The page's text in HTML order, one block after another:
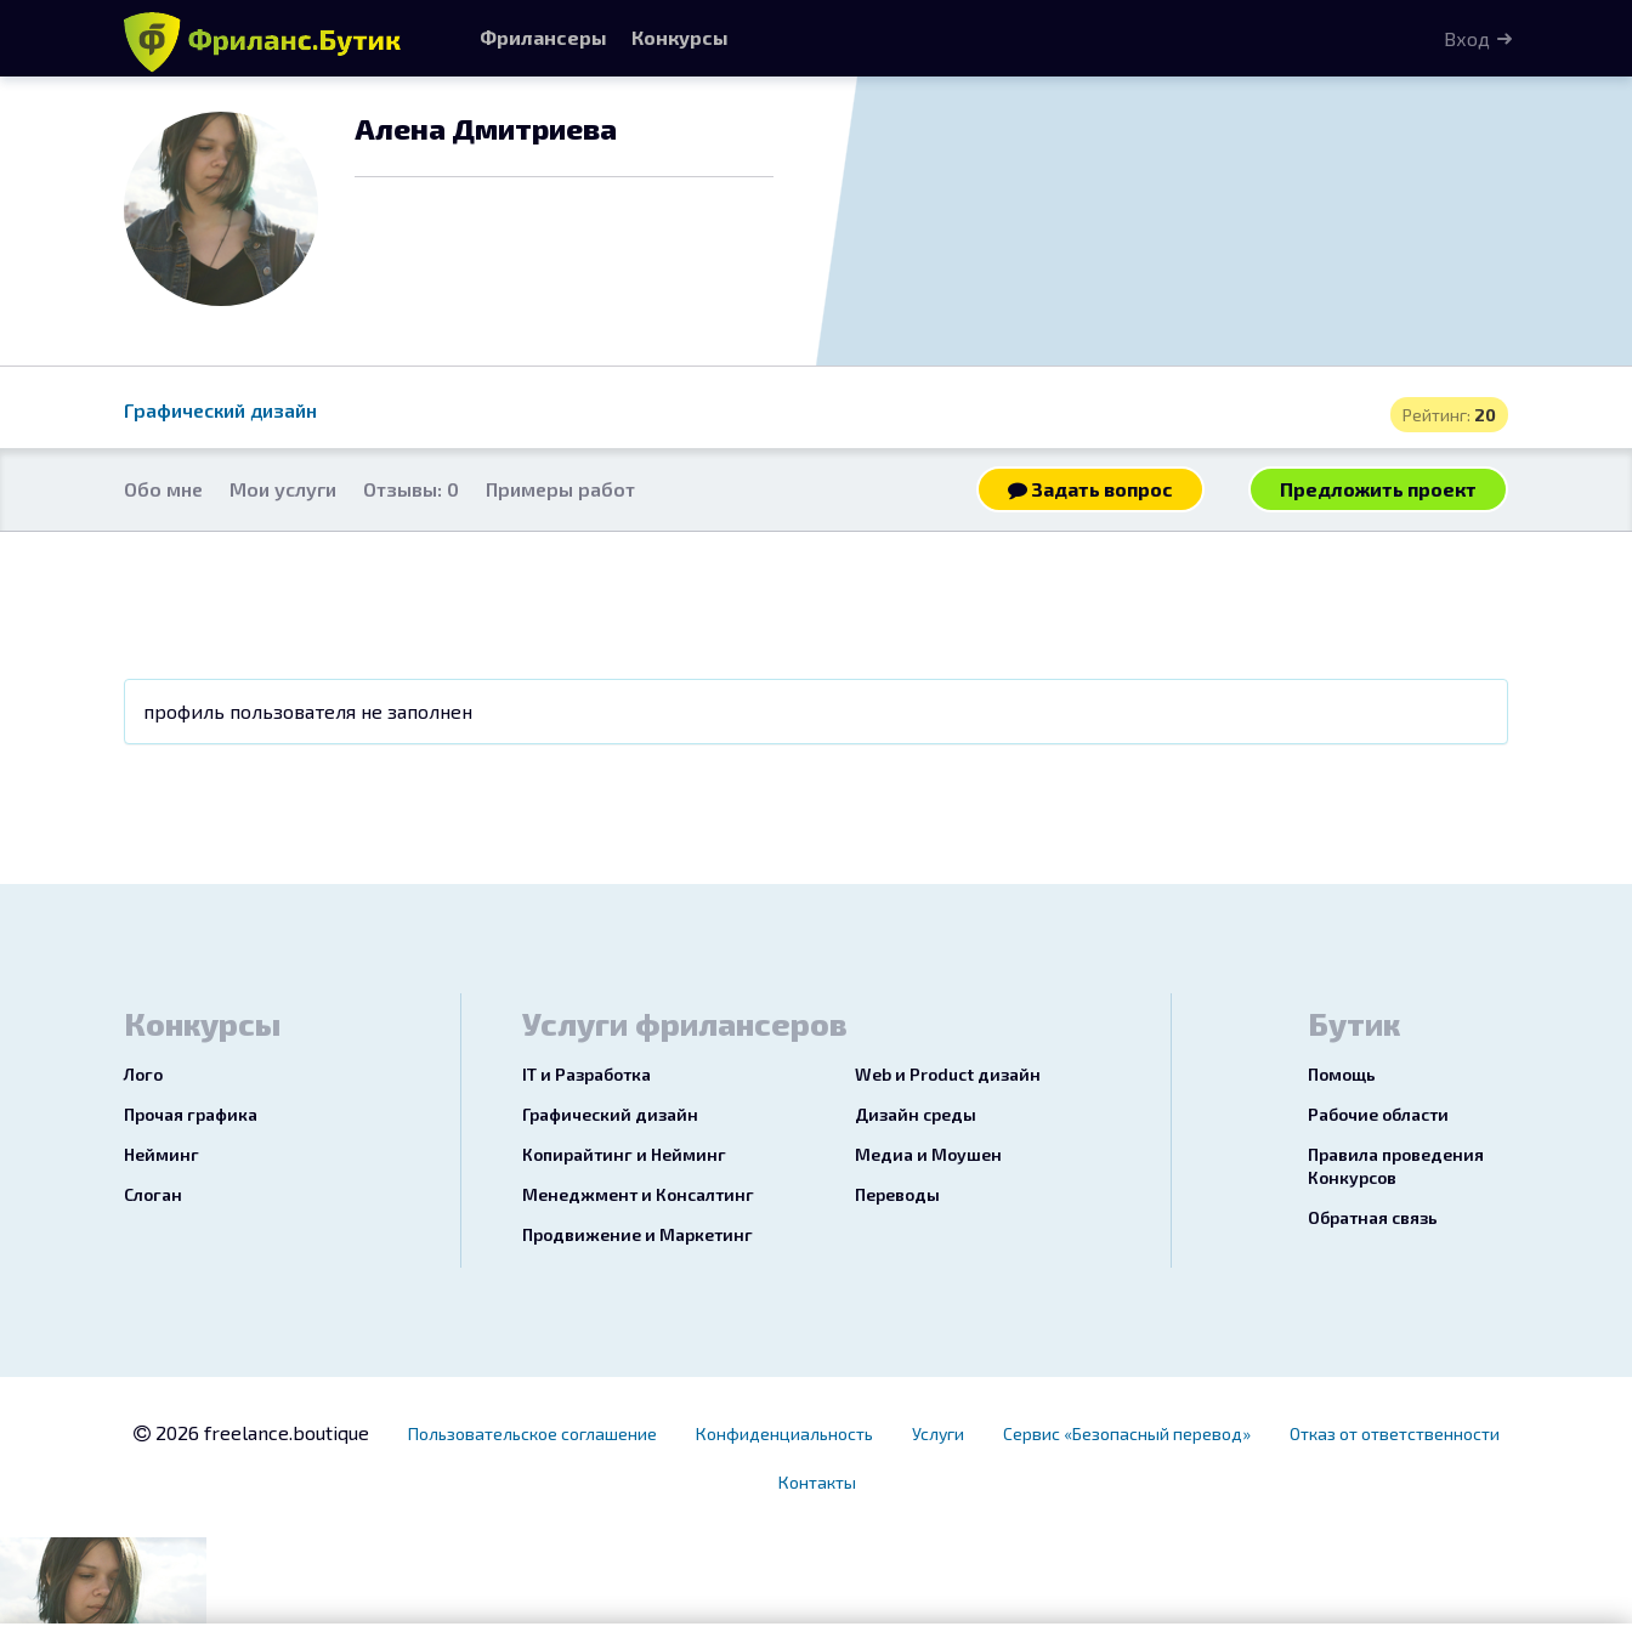
Алена Дмитриева
Рейтинг: 20
Графический дизайн
Обо мне Мои услуги Отзывы: 0 Примеры работ Задать вопрос Предложить проект
профиль пользователя не заполнен
Фрилансеры Конкурсы Вход
Конкурсы
Лого
Прочая графика
Нейминг
Слоган
Услуги фрилансеров
IT и Разработка
Web и Product дизайн
Графический дизайн
Дизайн среды
Копирайтинг и Нейминг
Медиа и Моушен
Менеджмент и Консалтинг
Переводы
Продвижение и Маркетинг
Бутик
Помощь
Рабочие области
Правила проведения
Конкурсов
Обратная связь
2026 freelance.boutique Пользовательское соглашение Конфиденциальность Услуги Сервис «Безопасный перевод» Отказ от ответственности
Контакты